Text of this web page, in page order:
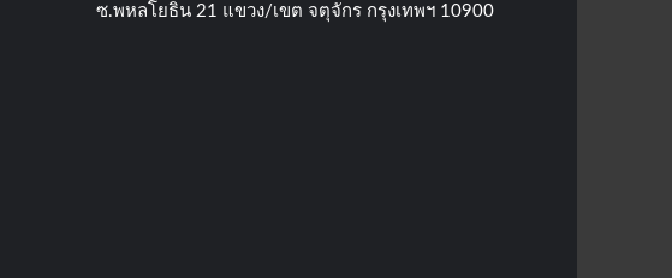
ซ.พหลโยธิน​ 21​ แขวง/เขต​ จตุจักร​ กรุงเทพฯ 10900